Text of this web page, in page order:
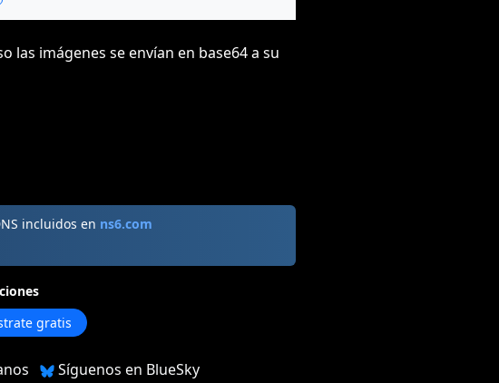
las imágenes se envían en base64 a su
incluidos en ns6.com
gratis
Síguenos en BlueSky